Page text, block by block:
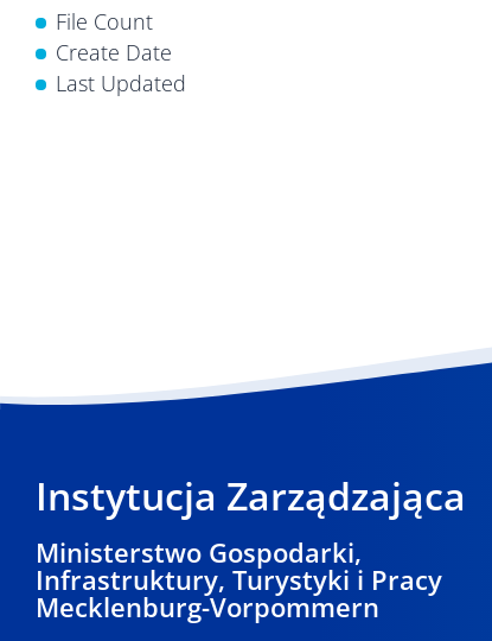
File Count
Create Date
Last Updated
Instytucja Zarządzająca
Ministerstwo Gospodarki,
Infrastruktury, Turystyki i Pracy
Mecklenburg-Vorpommern